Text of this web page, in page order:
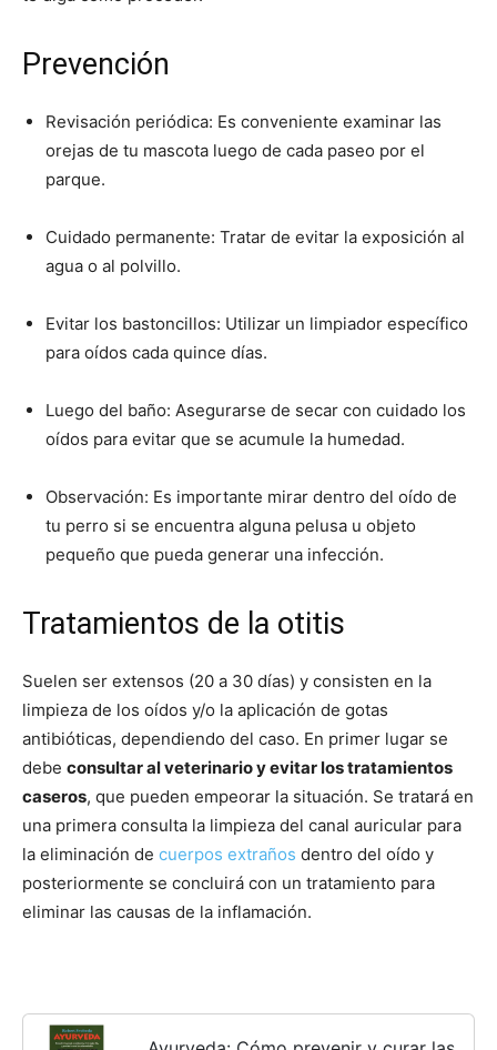
Prevención
Revisación periódica: Es conveniente examinar las
orejas de tu mascota luego de cada paseo por el
parque.
Cuidado permanente: Tratar de evitar la exposición al
agua o al polvillo.
Evitar los bastoncillos: Utilizar un limpiador específico
para oídos cada quince días.
Luego del baño: Asegurarse de secar con cuidado los
oídos para evitar que se acumule la humedad.
Observación: Es importante mirar dentro del oído de
tu perro si se encuentra alguna pelusa u objeto
pequeño que pueda generar una infección.
Tratamientos de la otitis
Suelen ser extensos (20 a 30 días) y consisten en la
limpieza de los oídos y/o la aplicación de gotas
antibióticas, dependiendo del caso. En primer lugar se
debe consultar al veterinario y evitar los tratamientos
caseros, que pueden empeorar la situación. Se tratará en
una primera consulta la limpieza del canal auricular para
la eliminación de cuerpos extraños dentro del oído y
posteriormente se concluirá con un tratamiento para
eliminar las causas de la inflamación.